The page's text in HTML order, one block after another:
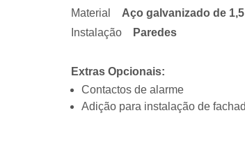
Material
Aço galvanizado de
Instalação
Paredes
Extras Opcionais:
Contactos de alarme
Adição para instalação de